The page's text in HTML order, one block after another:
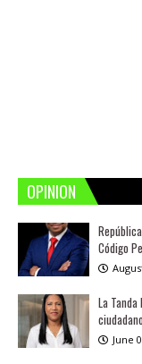
OPINION
Código
La
June